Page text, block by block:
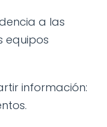
a las
equipos
información: